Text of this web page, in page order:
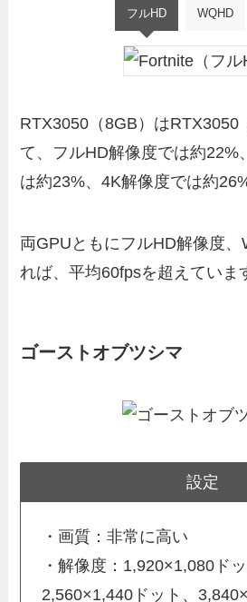
フルHD WQHD
RTX3050（8GB）はRTX3050
て、フルHD解像度では約22%
は約23%、4K解像度では約
両GPUともにフルHD解像度
れば、平均60fpsを超えていま
ゴーストオブツシマ
設定
・画質：非常に高い
・解像度：1,920×1,080ドッ
2,560×1,440ドット、